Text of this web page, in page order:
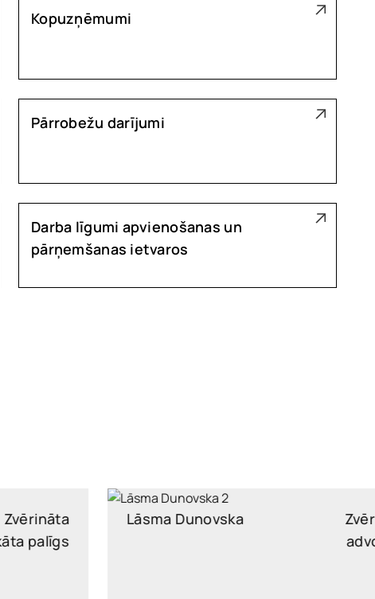
Kopuzņēmumi
Pārrobežu darījumi
Darba līgumi apvienošanas un
pārņemšanas ietvaros
Lāsma Dunovska